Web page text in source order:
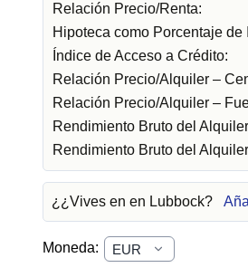
Relación Precio/Renta:
Hipoteca como Porcentaje de
Índice de Acceso a Crédito:
Relación Precio/Alquiler –
Relación Precio/Alquiler –
Rendimiento Bruto del
Rendimiento Bruto del
¿¿Vives en en Lubbock?
Moneda: